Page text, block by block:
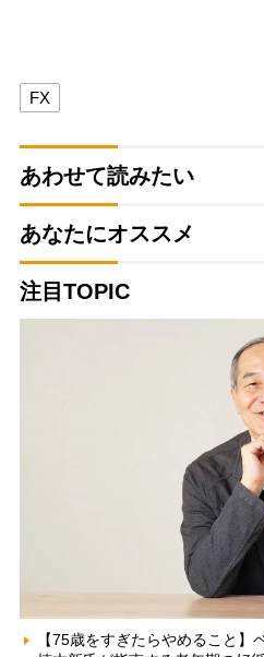
FX
あわせて読みたい
あなたにオススメ
注目TOPIC
【75歳をすぎたらやめること】